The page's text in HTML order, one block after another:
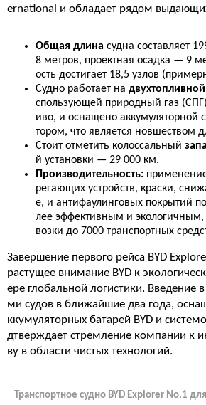
ernational и обладает рядом
Общая длина судна составляет
8 метров, проектная осадка — 9
ость достигает 18,5 узлов
Судно работает на
спользующей природный газ
иво, и оснащено аккумуляторной
тором, что является новшеством
Стоит отметить колоссальный
й установки — 29 000 км.
Производительность:
регающих устройств, краски,
е, и антифаулинговых покрытий
лее эффективным и
возки до 7000 транспортных
Завершение первого рейса BYD
растущее внимание BYD к
ере глобальной логистики. Введение
ми судов в ближайшие два года,
ккумуляторных батарей BYD и
дтверждает стремление компании к
ву в области чистых технологий.
Транспортное судно BYD Explorer No.1